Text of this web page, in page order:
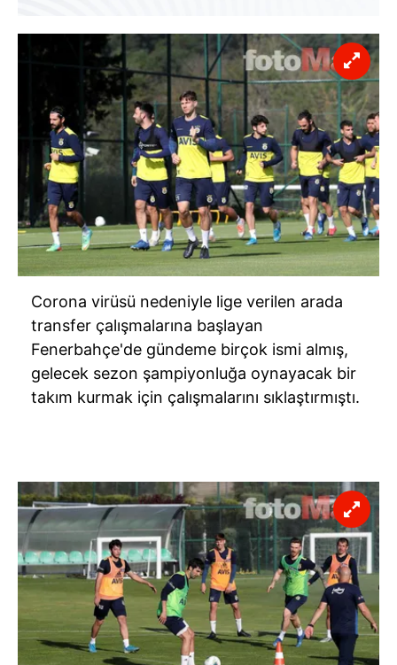
Corona virüsü nedeniyle lige verilen arada
transfer çalışmalarına başlayan
Fenerbahçe'de gündeme birçok ismi almış,
gelecek sezon şampiyonluğa oynayacak bir
takım kurmak için çalışmalarını sıklaştırmıştı.